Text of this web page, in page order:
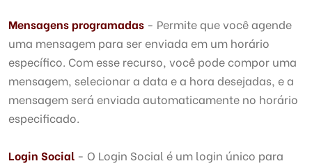
Mensagens programadas - Permite que você agende
uma mensagem para ser enviada em um horário
específico. Com esse recurso, você pode compor uma
mensagem, selecionar a data e a hora desejadas, e a
mensagem será enviada automaticamente no horário
especificado.
Login Social - O Login Social é um login único para